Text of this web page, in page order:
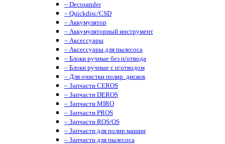
– Decosander
– Quickdisc/CSD
– Аккумулятор
– Аккумуляторный инструмент
– Аксессуары
– Аксессуары для пылесоса
– Блоки ручные без п/отвода
– Блоки ручные с п/отводом
– Для очистки полир. дисков
– Запчасти CEROS
– Запчасти DEROS
– Запчасти MIRO
– Запчасти PROS
– Запчасти ROS/OS
– Запчасти для полир.машин
– Запчасти для пылесоса